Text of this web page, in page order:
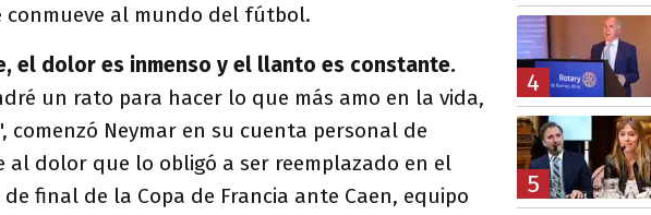
conmueve al mundo del fútbol.
el dolor es inmenso y el llanto es constante.
un rato para hacer lo que más amo en la vida,
Neymar en su cuenta personal de
al dolor que lo obligó a ser reemplazado en el
final de la Copa de Francia ante Caen, equipo
4
5